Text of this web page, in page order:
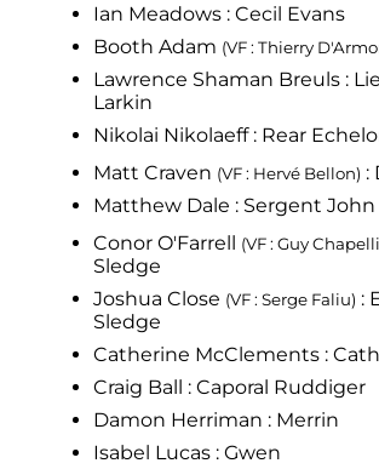
Ian Meadows : Cecil Evans
Booth Adam (VF : Thierry
Lawrence Shaman Breuls :
Larkin
Nikolai Nikolaeff : Rear
Matt Craven (VF : Hervé Bellon) :
Matthew Dale : Sergent
Conor O'Farrell
(VF : Guy
Sledge
Joshua Close (VF : Serge Faliu) :
Sledge
Catherine McClements :
Craig Ball
: Caporal Ruddiger
Damon Herriman : Merrin
Isabel Lucas : Gwen